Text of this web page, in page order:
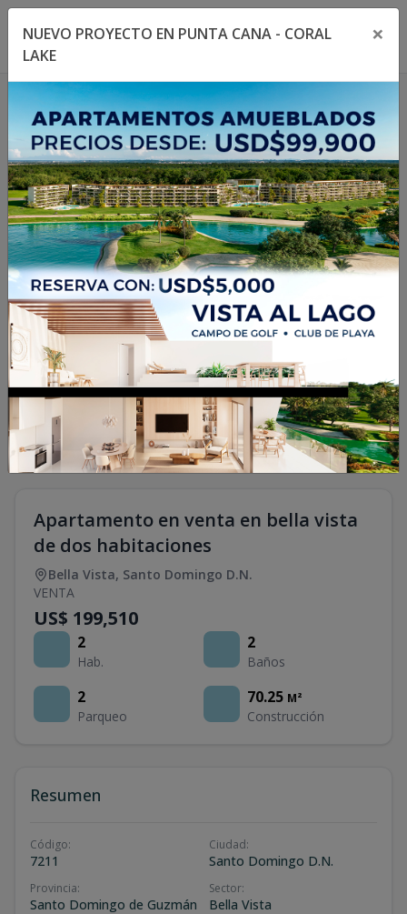
Toggle navigation menu
/15
Apartamento en venta en bella vista
de dos habitaciones
Bella Vista, Santo Domingo D.N.
VENTA
US$ 199,510
2
Hab.
2
Baños
2
Parqueo
70.25 M²
Construcción
Resumen
Código:
7211
Ciudad:
Santo Domingo D.N.
Provincia:
Santo Domingo de Guzmán
Sector:
Bella Vista
NUEVO PROYECTO EN PUNTA CANA - CORAL
LAKE
×